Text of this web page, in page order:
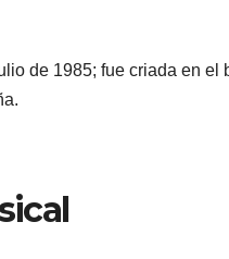
de 1985; fue criada en